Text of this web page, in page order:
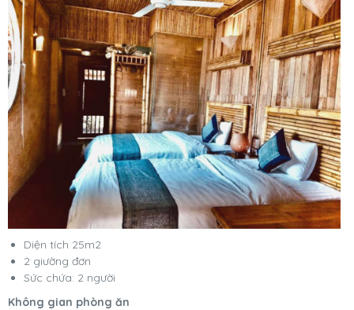
Diện tích 25m2
2 giường đơn
Sức chứa: 2 người
Không gian phòng ăn